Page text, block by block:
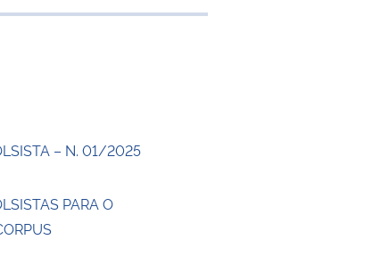
– N. 01/2025
PARA O